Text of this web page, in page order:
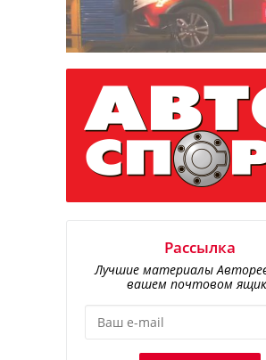
Рассылка
Лучшие материалы
вашем почтовом